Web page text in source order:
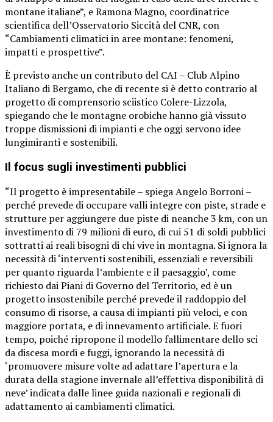
montane italiane”, e Ramona Magno, coordinatrice
scientifica dell’Osservatorio Siccità del CNR, con
“Cambiamenti climatici in aree montane: fenomeni,
impatti e prospettive”.
È previsto anche un contributo del CAI – Club Alpino
Italiano di Bergamo, che di recente si è detto contrario al
progetto di comprensorio sciistico Colere-Lizzola,
spiegando che le montagne orobiche hanno già vissuto
troppe dismissioni di impianti e che oggi servono idee
lungimiranti e sostenibili.
Il focus sugli investimenti pubblici
“Il progetto è impresentabile – spiega Angelo Borroni –
perché prevede di occupare valli integre con piste, strade e
strutture per aggiungere due piste di neanche 3 km, con un
investimento di 79 milioni di euro, di cui 51 di soldi pubblici
sottratti ai reali bisogni di chi vive in montagna. Si ignora la
necessità di ‘interventi sostenibili, essenziali e reversibili
per quanto riguarda l’ambiente e il paesaggio’, come
richiesto dai Piani di Governo del Territorio, ed è un
progetto insostenibile perché prevede il raddoppio del
consumo di risorse, a causa di impianti più veloci, e con
maggiore portata, e di innevamento artificiale. E fuori
tempo, poiché ripropone il modello fallimentare dello sci
da discesa mordi e fuggi, ignorando la necessità di
‘promuovere misure volte ad adattare l’apertura e la
durata della stagione invernale all’effettiva disponibilità di
neve’ indicata dalle linee guida nazionali e regionali di
adattamento ai cambiamenti climatici.